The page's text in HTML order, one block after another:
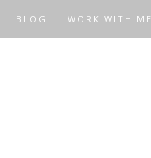
BLOG WORK WITH ME